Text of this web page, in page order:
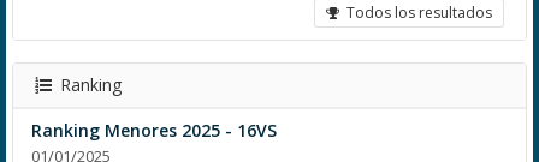
Todos los resultados
Ranking
Ranking Menores 2025 - 16VS
01/01/2025